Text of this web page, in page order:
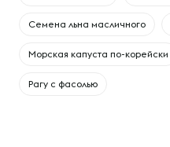
Семена льна масличного
Морская капуста по-корейски
Рагу с фасолью